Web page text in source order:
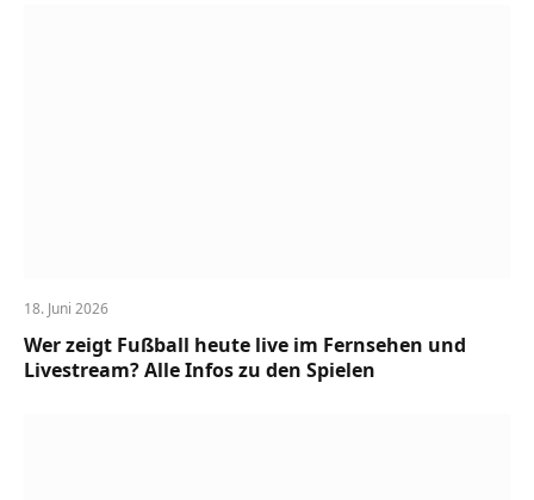
18. Juni 2026
Wer zeigt Fußball heute live im Fernsehen und
Livestream? Alle Infos zu den Spielen